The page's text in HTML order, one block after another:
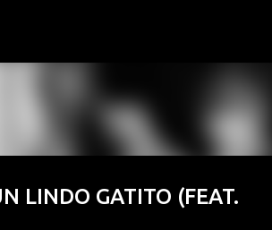
LINDO GATITO (FEAT.